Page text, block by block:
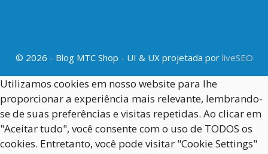
© 2026 - Blog MTC Shop - UI & UX projetada por liveSEO
Utilizamos cookies em nosso website para lhe
proporcionar a experiência mais relevante, lembrando-
se de suas preferências e visitas repetidas. Ao clicar em
"Aceitar tudo", você consente com o uso de TODOS os
cookies. Entretanto, você pode visitar "Cookie Settings"